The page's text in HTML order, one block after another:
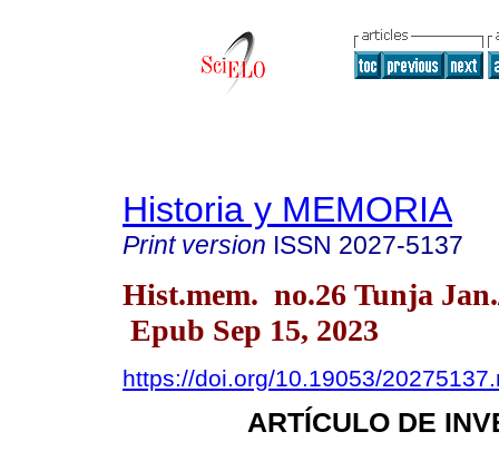
Historia y MEMORIA
Print version ISSN 2027-5137
Hist.mem. no.26 Tunja
Epub Sep 15, 2023
https://doi.org/10.19053/
ARTÍCULO DE